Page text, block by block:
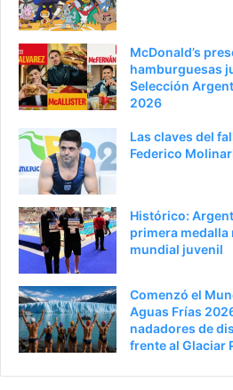
e
r
o
p
á
i
McDonald’s
hamburguesas
Selección
2026
Las claves del
Federico
Histórico:
primera medalla
mundial juvenil
Comenzó el
Aguas Frías
nadadores de
frente al Glaciar